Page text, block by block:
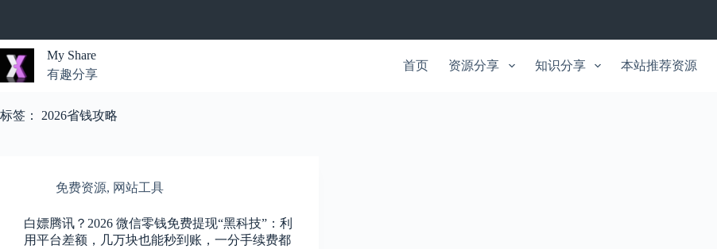
内
容
无
果
My Share
有趣分享
首页 资源分享 知识分享 本站推荐资源
标签： 2026省钱攻略
免费资源, 网站工具
白嫖腾讯？2026 微信零钱免费提现“黑科技”：利
用平台差额，几万块也能秒到账，一分手续费都